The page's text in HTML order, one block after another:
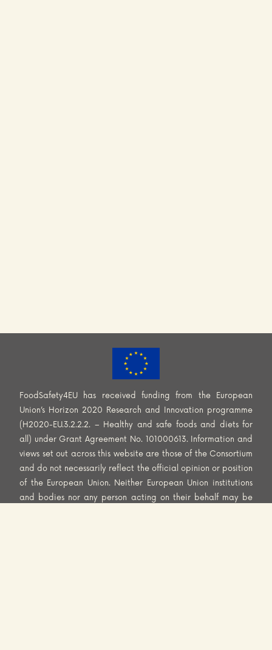
FoodSafety4EU has received funding from the European
Union’s Horizon 2020 Research and Innovation programme
(H2020-EU.3.2.2.2. – Healthy and safe foods and diets for
all) under Grant Agreement No. 101000613. Information and
views set out across this website are those of the Consortium
and do not necessarily reflect the official opinion or position
of the European Union. Neither European Union institutions
and bodies nor any person acting on their behalf may be